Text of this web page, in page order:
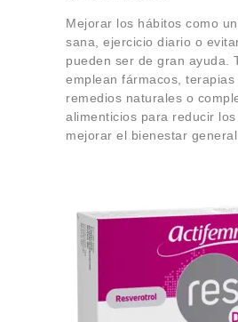
Mejorar los hábitos como
sana, ejercicio diario o
pueden ser de gran ayuda.
emplean fármacos, terapias
remedios naturales o
alimenticios para reducir
mejorar el bienestar